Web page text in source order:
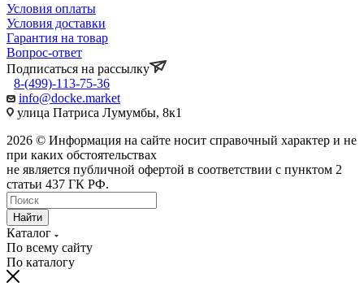
Условия оплаты
Условия доставки
Гарантия на товар
Вопрос-ответ
Подписаться на рассылку
8-(499)-113-75-36
info@docke.market
улица Патриса Лумумбы, 8к1
2026 © Информация на сайте носит справочный характер и не
при каких обстоятельствах
не является публичной офертой в соответствии с пунктом 2
статьи 437 ГК РФ.
Найти
Каталог
По всему сайту
По каталогу